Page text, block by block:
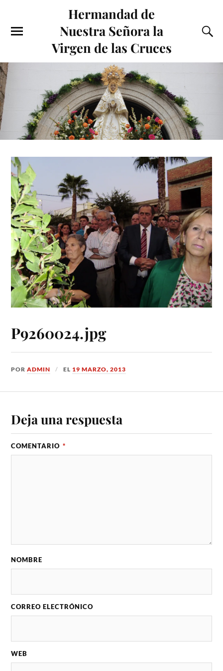
Hermandad de
Nuestra Señora la
Virgen de las Cruces
P9260024.jpg
PORADMIN EL 19 MARZO, 2013
Deja una respuesta
COMENTARIO *
NOMBRE
CORREO ELECTRÓNICO
WEB